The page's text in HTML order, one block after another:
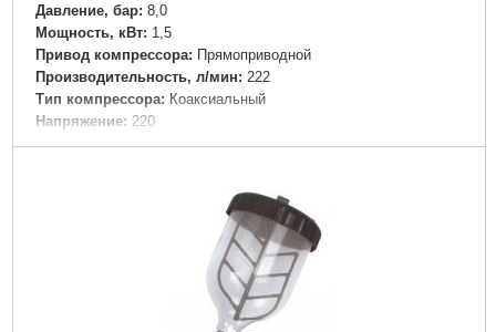
Давление, бар: 8,0
Мощность, кВт: 1,5
Привод компрессора: Прямоприводной
Производительность, л/мин: 222
Тип компрессора: Коаксиальный
Напряжение: 220
Уровень шума, дБ: 59
Подробнее...